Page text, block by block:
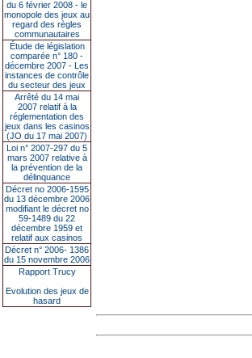
du 6 février 2008 - le
monopole des jeux au
regard des règles
communautaires
Étude de législation
comparée n° 180 -
décembre 2007 - Les
instances de contrôle
du secteur des jeux
Arrêté du 14 mai
2007 relatif à la
réglementation des
jeux dans les casinos
(JO du 17 mai 2007)
Loi n° 2007-297 du 5
mars 2007 relative à
la prévention de la
délinquance
Décret no 2006-1595
du 13 décembre 2006
modifiant le décret no
59-1489 du 22
décembre 1959 et
relatif aux casinos
Décret n° 2006- 1386
du 15 novembre 2006
Rapport Trucy
Evolution des jeux de
hasard